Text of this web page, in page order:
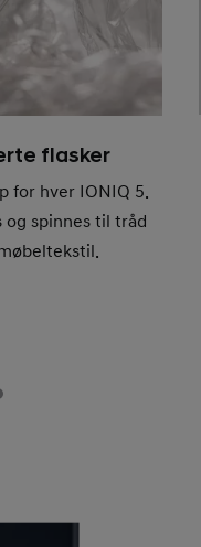
flasker
for hver IONIQ 5.
og spinnes til tråd